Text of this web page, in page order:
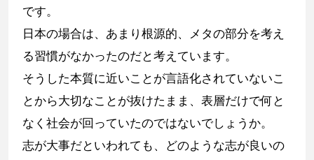
です。
日本の場合は、あまり根源的、メタの部分を考え
る習慣がなかったのだと考えています。
そうした本質に近いことが言語化されていないこ
とから大切なことが抜けたまま、表層だけで何と
なく社会が回っていたのではないでしょうか。
志が大事だといわれても、どのような志が良いの